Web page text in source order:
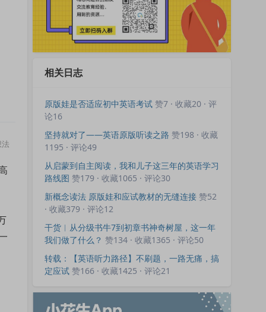
法
相关日志
原版娃是否适应初中英语考试 赞7 · 收藏20 · 评
论16
坚持就对了——英语原版听读之路 赞198 · 收藏
1195 · 评论49
从启蒙到自主阅读，我和儿子这三年的英语学习
路线图 赞179 · 收藏1065 · 评论30
新概念读法 原版娃和应试教材的无缝连接 赞52
· 收藏379 · 评论12
干货︱从分级书牛7到初章书神奇树屋，这一年
我们做了什么？ 赞134 · 收藏1365 · 评论50
转载：【英语听力路径】不刷题，一路无痛，搞
定应试 赞166 · 收藏1425 · 评论21